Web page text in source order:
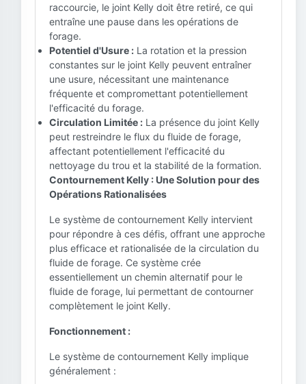
raccourcie, le joint Kelly doit être retiré, ce qui
entraîne une pause dans les opérations de
forage.
Potentiel d'Usure : La rotation et la pression
constantes sur le joint Kelly peuvent entraîner
une usure, nécessitant une maintenance
fréquente et compromettant potentiellement
l'efficacité du forage.
Circulation Limitée : La présence du joint Kelly
peut restreindre le flux du fluide de forage,
affectant potentiellement l'efficacité du
nettoyage du trou et la stabilité de la formation.
Contournement Kelly : Une Solution pour des
Opérations Rationalisées
Le système de contournement Kelly intervient
pour répondre à ces défis, offrant une approche
plus efficace et rationalisée de la circulation du
fluide de forage. Ce système crée
essentiellement un chemin alternatif pour le
fluide de forage, lui permettant de contourner
complètement le joint Kelly.
Fonctionnement :
Le système de contournement Kelly implique
généralement :